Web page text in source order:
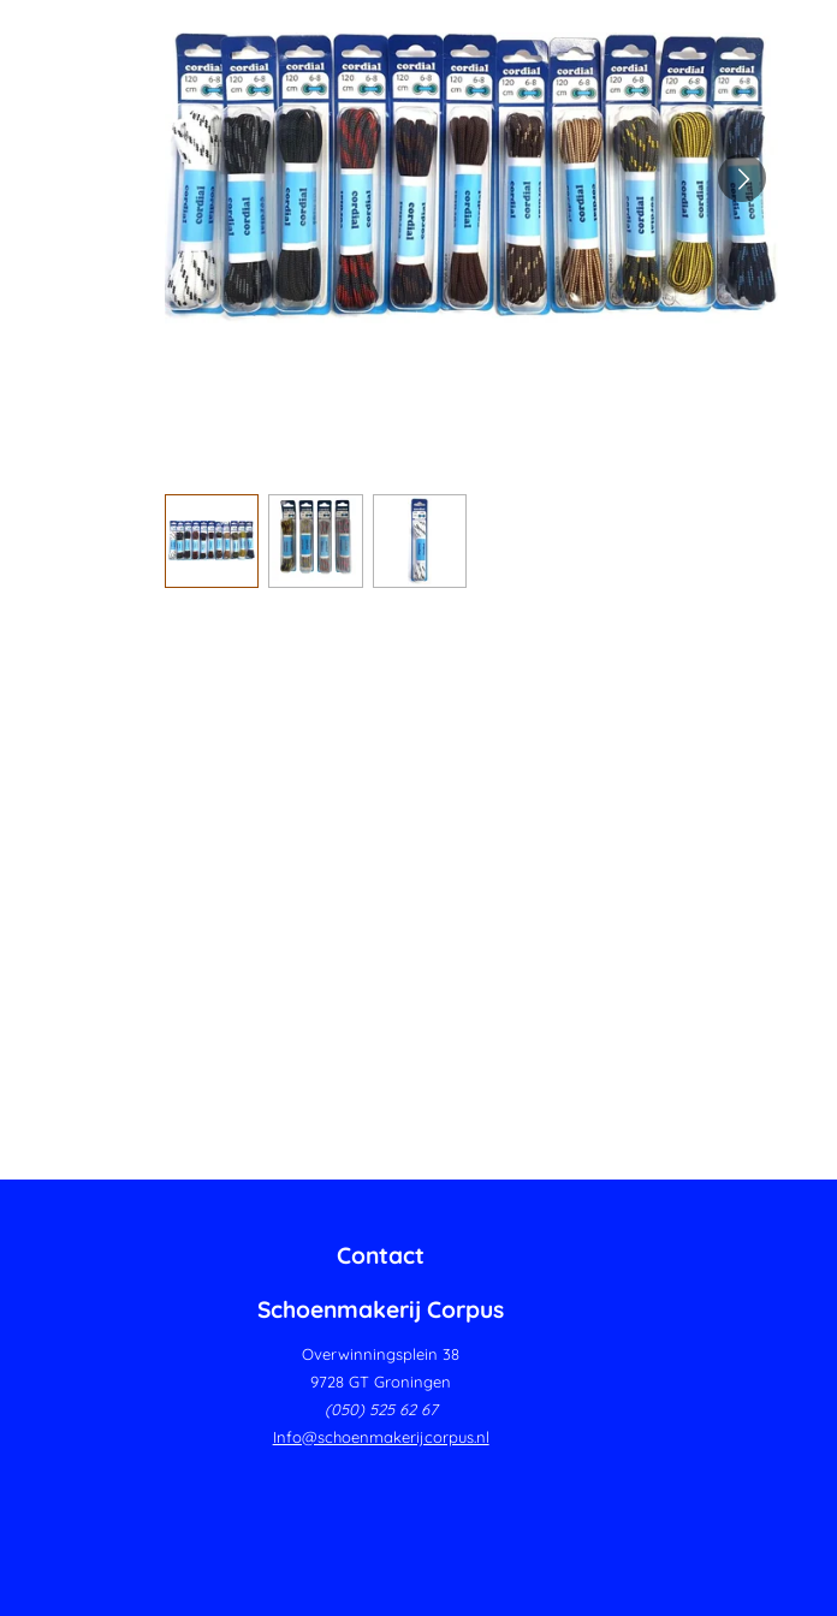
Contact
Schoenmakerij Corpus
Overwinningsplein 38
9728 GT Groningen
(050) 525 62 67
Info@schoenmakerijcorpus.nl